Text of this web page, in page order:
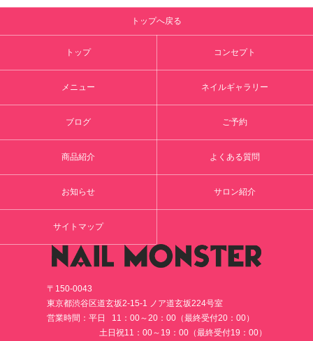
トップへ戻る
トップ コンセプト
メニュー ネイルギャラリー
ブログ ご予約
商品紹介 よくある質問
お知らせ サロン紹介
サイトマップ
〒150-0043
東京都渋谷区道玄坂2-15-1 ノア道玄坂224号室
営業時間：平日 11：00～20：00（最終受付20：00）
土日祝11：00～19：00（最終受付19：00）